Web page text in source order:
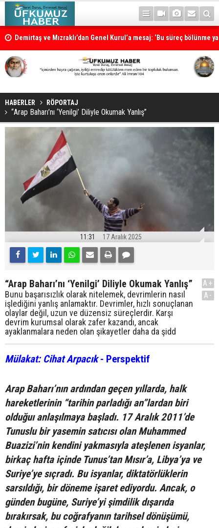
Demirtaş ve Mızraklı’dan Genel Kurul’a mesaj: ‘Bu süreç bölünme
süreci değildir’
HABERLER RÖPORTAJ
“Arap Baharı’nı ‘Yenilgi’ Diliyle Okumak Yanlış”
11:31 17 Aralık 2025
“Arap Baharı’nı ‘Yenilgi’ Diliyle Okumak Yanlış”
Bunu başarısızlık olarak nitelemek, devrimlerin nasıl
işlediğini yanlış anlamaktır. Devrimler, hızlı sonuçlanan
olaylar değil, uzun ve düzensiz süreçlerdir. Karşı
devrim kurumsal olarak zafer kazandı, ancak
ayaklanmalara neden olan şikayetler daha da şidd
A+
A-
Mülakat: Cihat Arpacık- Perspektif
Arap Baharı’nın ardından geçen yıllarda, halk
hareketlerinin “tarihin parladığı an”lardan biri
olduğuı anlaşılmaya başladı. 17 Aralık 2011’de
Tunuslu bir yasemin satıcısı olan Muhammed
Buazizi’nin kendini yakmasıyla ateşlenen isyanlar,
birkaç hafta içinde Tunus’tan Mısır’a, Libya’ya ve
Suriye’ye sıçradı. Bu isyanlar, diktatörlüklerin
sarsıldığı, bir döneme işaret ediyordu. Ancak, o
günden bugüne, Suriye’yi şimdilik dışarıda
bırakırsak, bu coğrafyanın tarihsel dönüşümü,